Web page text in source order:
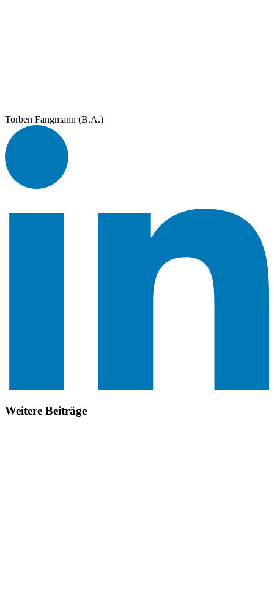
Torben Fangmann (B.A.)
Weitere Beiträge